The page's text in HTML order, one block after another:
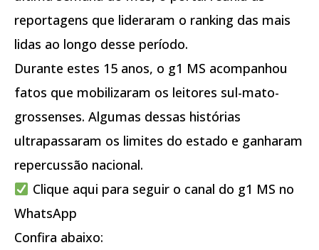
reportagens que lideraram o ranking das mais
lidas ao longo desse período.
Durante estes 15 anos, o g1 MS acompanhou
fatos que mobilizaram os leitores sul-mato-
grossenses. Algumas dessas histórias
ultrapassaram os limites do estado e ganharam
repercussão nacional.
Clique aqui para seguir o canal do g1 MS no
WhatsApp
Confira abaixo: